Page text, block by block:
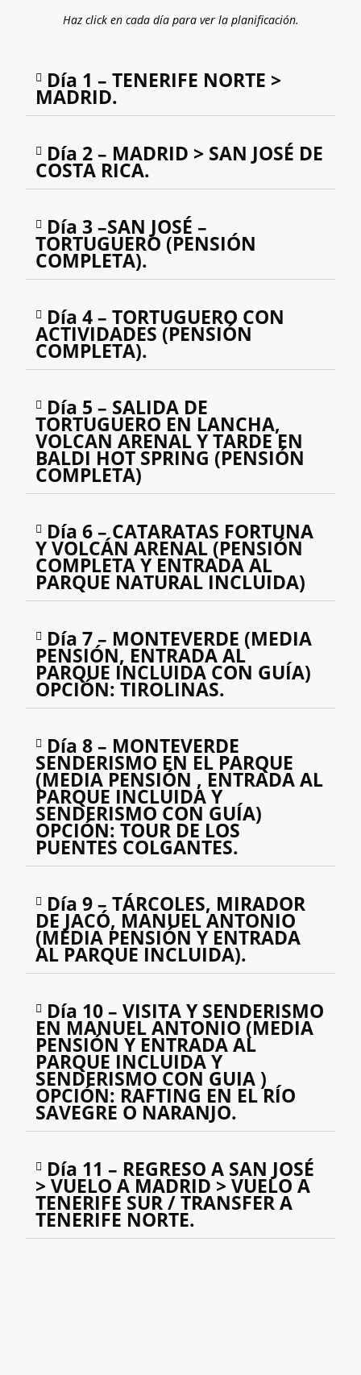
Haz click en cada día para ver la planificación.
Día 1 – TENERIFE NORTE >
MADRID.
Día 2 – MADRID > SAN JOSÉ DE
COSTA RICA.
Día 3 –SAN JOSÉ –
TORTUGUERO (PENSIÓN
COMPLETA).
Día 4 – TORTUGUERO CON
ACTIVIDADES (PENSIÓN
COMPLETA).
Día 5 – SALIDA DE
TORTUGUERO EN LANCHA,
VOLCAN ARENAL Y TARDE EN
BALDI HOT SPRING (PENSIÓN
COMPLETA)
Día 6 – CATARATAS FORTUNA
Y VOLCÁN ARENAL (PENSIÓN
COMPLETA Y ENTRADA AL
PARQUE NATURAL INCLUIDA)
Día 7 – MONTEVERDE (MEDIA
PENSIÓN, ENTRADA AL
PARQUE INCLUIDA CON GUÍA)
OPCIÓN: TIROLINAS.
Día 8 – MONTEVERDE
SENDERISMO EN EL PARQUE
(MEDIA PENSIÓN , ENTRADA AL
PARQUE INCLUIDA Y
SENDERISMO CON GUÍA)
OPCIÓN: TOUR DE LOS
PUENTES COLGANTES.
Día 9 – TÁRCOLES, MIRADOR
DE JACÓ, MANUEL ANTONIO
(MEDIA PENSIÓN Y ENTRADA
AL PARQUE INCLUIDA).
Día 10 – VISITA Y SENDERISMO
EN MANUEL ANTONIO (MEDIA
PENSIÓN Y ENTRADA AL
PARQUE INCLUIDA Y
SENDERISMO CON GUIA )
OPCIÓN: RAFTING EN EL RÍO
SAVEGRE O NARANJO.
Día 11 – REGRESO A SAN JOSÉ
> VUELO A MADRID > VUELO A
TENERIFE SUR / TRANSFER A
TENERIFE NORTE.